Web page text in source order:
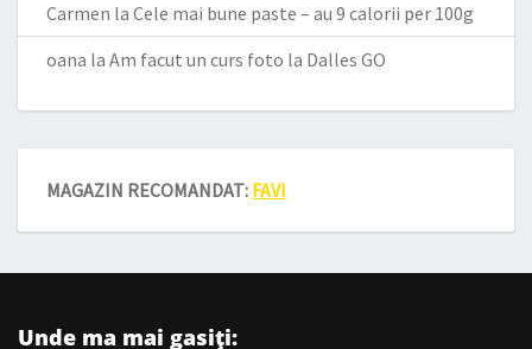
Carmen la Cele mai bune paste – au 9 calorii per 100g
oana la Am facut un curs foto la Dalles GO
MAGAZIN RECOMANDAT: FAVI
Unde ma mai gasiți: